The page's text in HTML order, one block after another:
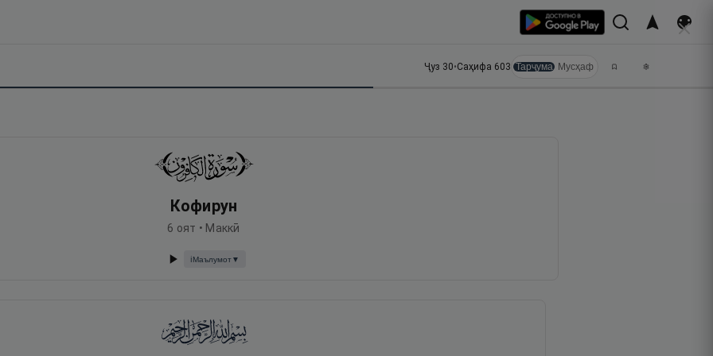
Ҷуз 30•Саҳифа 603 Тарҷума Мусҳаф
Кофирун
6 оят • Маккӣ
ℹ️Маълумот▼